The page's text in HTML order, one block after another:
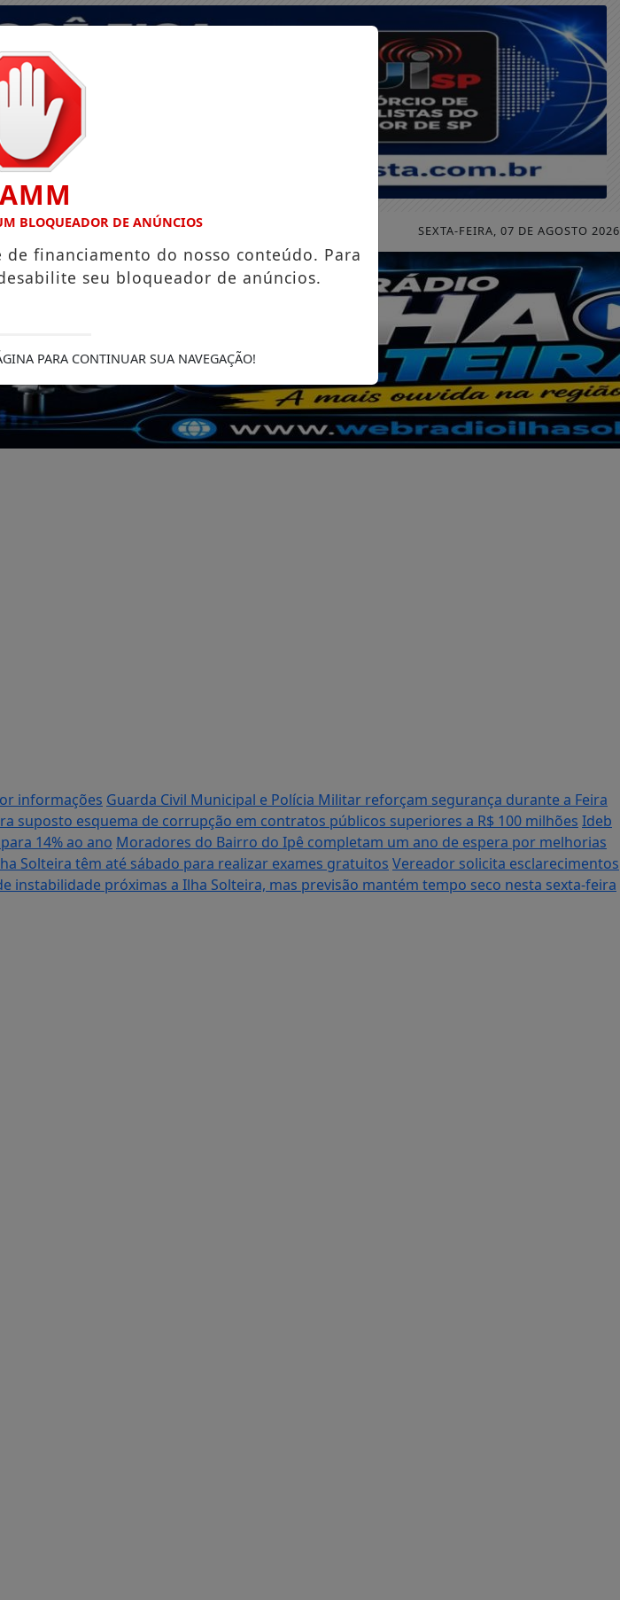
SEXTA-FEIRA, 07 DE AGOSTO 2026
informações Guarda Civil Municipal e Polícia Militar reforçam segurança durante a Feira
suposto esquema de corrupção em contratos públicos superiores a R$ 100 milhões Ideb
14% ao ano Moradores do Bairro do Ipê completam um ano de espera por melhorias
Solteira têm até sábado para realizar exames gratuitos Vereador solicita esclarecimentos
instabilidade próximas a Ilha Solteira, mas previsão mantém tempo seco nesta sexta-feira
BLOQUEADOR DE ANÚNCIOS
financiamento do nosso conteúdo. Para
seu bloqueador de anúncios.
PARA CONTINUAR SUA NAVEGAÇÃO!